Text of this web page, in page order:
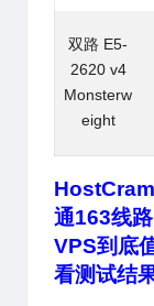
双路 E5-
2620 v4
Monsterw
eight
通163线
VPS到底
看测试结